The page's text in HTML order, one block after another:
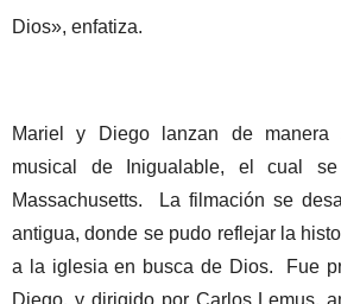
Dios», enfatiza.
Mariel y Diego lanzan de manera
musical de Inigualable, el cual
Massachusetts.
La filmación se
antigua, donde se pudo reflejar la
a la iglesia en busca de Dios.
Fue
Diego, y dirigido por Carlos Lemus,